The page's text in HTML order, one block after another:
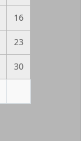
16
23
30